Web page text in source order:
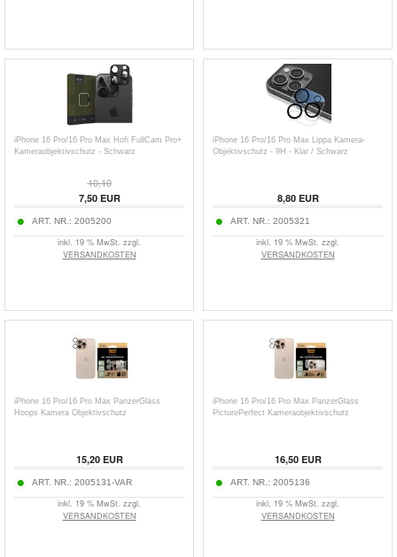
iPhone 16 Pro/16 Pro Max Hofi FullCam Pro+
Kameraobjektivschutz - Schwarz
10,10
7,50EUR
ART. NR.: 2005200
inkl. 19 % MwSt. zzgl.
VERSANDKOSTEN
iPhone 16 Pro/16 Pro Max Lippa Kamera-
Objektivschutz - 9H - Klar / Schwarz
8,80EUR
ART. NR.: 2005321
inkl. 19 % MwSt. zzgl.
VERSANDKOSTEN
iPhone 16 Pro/16 Pro Max PanzerGlass
Hoops Kamera Objektivschutz
15,20EUR
ART. NR.: 2005131-VAR
inkl. 19 % MwSt. zzgl.
VERSANDKOSTEN
iPhone 16 Pro/16 Pro Max PanzerGlass
PicturePerfect Kameraobjektivschutz
16,50EUR
ART. NR.: 2005136
inkl. 19 % MwSt. zzgl.
VERSANDKOSTEN